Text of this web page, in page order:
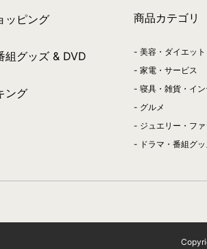
ッピング
組グッズ & DVD
ング
商品カテゴリ
美容・ダイエット
家電・サービス
寝具・雑貨・イ
グルメ
ジュエリー・フ
ドラマ・番組グ